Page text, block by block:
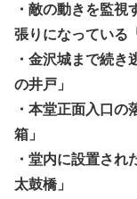
・敵の動きを監
張りになっている
・金沢城まで続
の井戸」
・本堂正面入口
箱」
・堂内に設置さ
太鼓橋」